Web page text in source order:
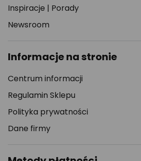
Inspiracje | Porady
Newsroom
Informacje na stronie
Centrum informacji
Regulamin Sklepu
Polityka prywatności
Dane firmy